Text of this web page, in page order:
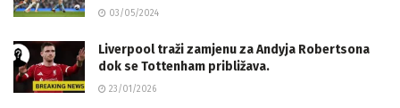
03/05/2024
Liverpool traži zamjenu za Andyja Robertsona
dok se Tottenham približava.
23/01/2026